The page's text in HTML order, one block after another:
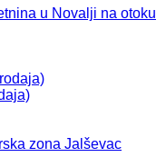
u Novalji na otoku